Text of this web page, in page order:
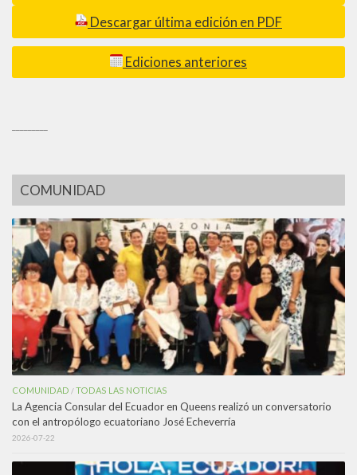
Descargar última edición en PDF
Ediciones anteriores
COMUNIDAD
COMUNIDAD /TODAS LAS NOTICIAS
La Agencia Consular del Ecuador en Queens realizó un conversatorio
con el antropólogo ecuatoriano José Echeverría
2026-07-22